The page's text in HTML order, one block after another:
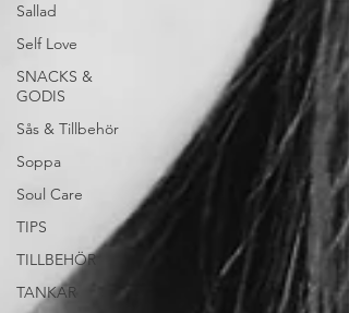
Sallad
Self Love
SNACKS &
GODIS
Sås & Tillbehör
Soppa
Soul Care
TIPS
TILLBEHÖR
TANKAR